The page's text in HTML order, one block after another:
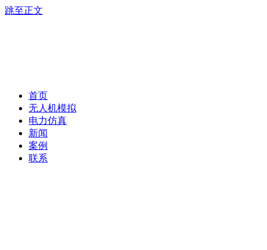
跳至正文
首页
无人机模拟
电力仿真
新闻
案例
联系